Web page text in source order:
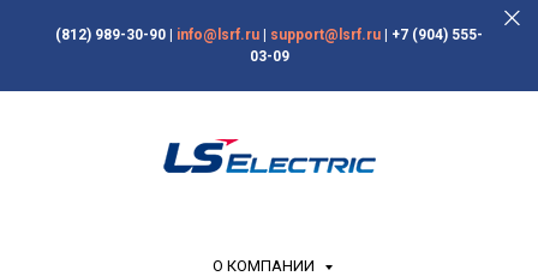
(812) 989-30-90 info@lsrf.ru support@lsrf.ru
+7 (904) 555-
03-09
О КОМПАНИИ